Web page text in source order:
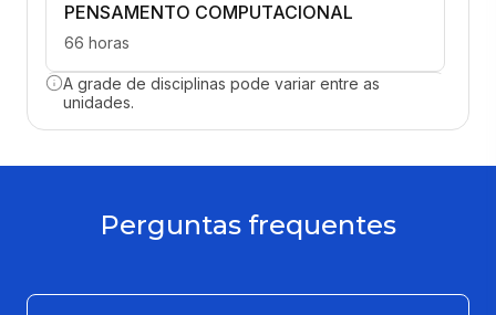
PENSAMENTO COMPUTACIONAL
66 horas
GESTÃO DA INOVAÇÃO E DO
CONHECIMENTO
GESTÃO DE SISTEMAS DE INFORMAÇÃO
A grade de disciplinas pode variar entre as
unidades.
Perguntas frequentes